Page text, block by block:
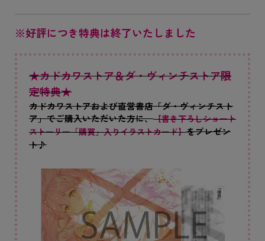
※好評につき特典は終了いたしました
★カドカワストア＆ダ・ヴィンチストア限
定特典★
カドカワストアおよび直営書店「ダ・ヴィンチスト
ア」でご購入いただいた方に、【書き下ろしショート
ストーリー「購買」入りイラストカード】をプレゼン
ト♪